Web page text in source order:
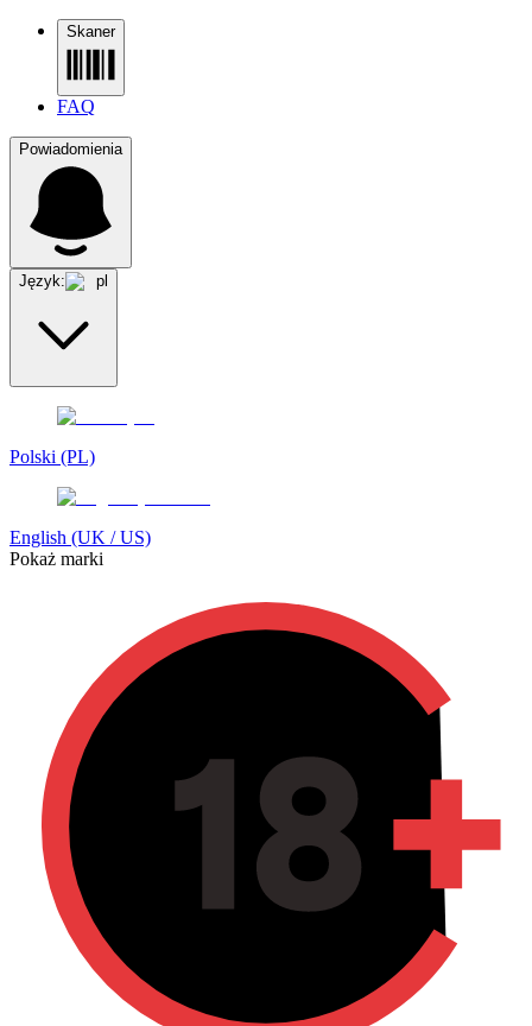
Skaner
FAQ
Powiadomienia
Język: pl
Polski (PL)
English (UK / US)
Pokaż marki